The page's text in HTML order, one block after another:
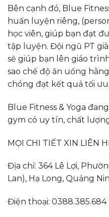
Bên cạnh đó, Blue
huấn luyện riêng,
học viên, giúp bạn đạt
tập luyện. Đội ngũ PT
sẽ giúp bạn lên giáo
sao chế độ ăn uống
chóng đạt kết quả tối ưu.
Blue Fitness & Yoga
gym có uy tín, chất
MỌI CHI TIẾT XIN LIÊN
Địa chỉ: 364 Lê Lợi,
Lan), Hạ Long, Quảng
Điện thoại: 0388.385.684